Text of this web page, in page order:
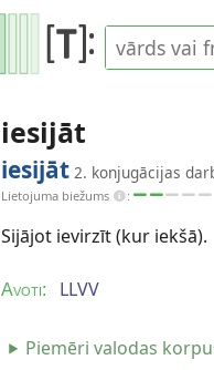
iesijāt
iesijāt 2. konjugācijas
Lietojuma biežums :
Sijājot ievirzīt (kur iekšā).
Avoti: LLVV
Piemēri valodas